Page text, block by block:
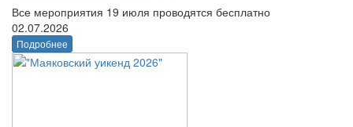
Все мероприятия 19 июля проводятся бесплатно
02.07.2026
Подробнее